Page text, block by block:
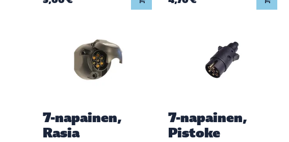
7-napainen,
Rasia
7-napainen,
Pistoke